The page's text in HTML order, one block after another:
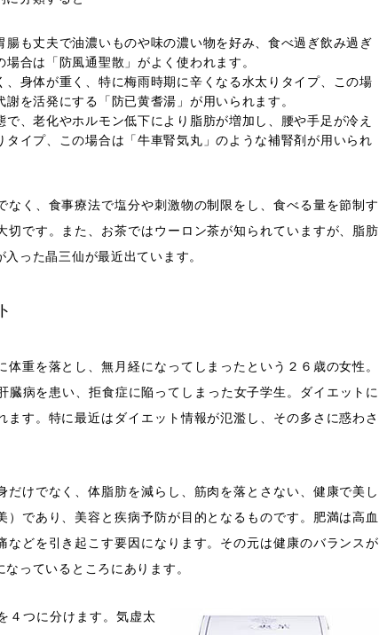
腸も丈夫で油濃いものや味の濃い物を好み、食べ過ぎ飲み過ぎ
合は「防風通聖散」がよく使われます。
、身体が重く、特に梅雨時期に辛くなる水太りタイプ、この場
謝を活発にする「防已黄耆湯」が用いられます。
で、老化やホルモン低下により脂肪が増加し、腰や手足が冷え
タイプ、この場合は「牛車腎気丸」のような補腎剤が用いられ
なく、食事療法で塩分や刺激物の制限をし、食べる量を節制す
切です。また、お茶ではウーロン茶が知られていますが、脂肪
った晶三仙が最近出ています。
体重を落とし、無月経になってしまったという２６歳の女性。
臓病を患い、拒食症に陥ってしまった女子学生。ダイエットに
ます。特に最近はダイエット情報が氾濫し、その多さに惑わさ
だけでなく、体脂肪を減らし、筋肉を落とさない、健康で美し
）であり、美容と疾病予防が目的となるものです。肥満は高血
などを引き起こす要因になります。その元は健康のバランスが
っているところにあります。
４つに分けます。気虚太